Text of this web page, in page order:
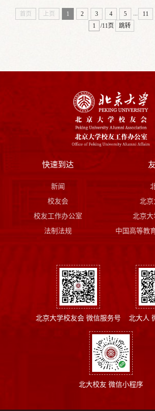
首页 上页 1 2 3 4 5 ... 11
/11页
跳转
快速到达
新闻
校友会
校友工作办公室
法制法规
北
北京
中国高等教
北京大学校友会 微信服务号 北大人
北大校友 微信小程序